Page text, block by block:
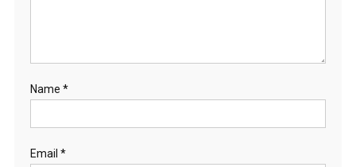
Name *
Email *